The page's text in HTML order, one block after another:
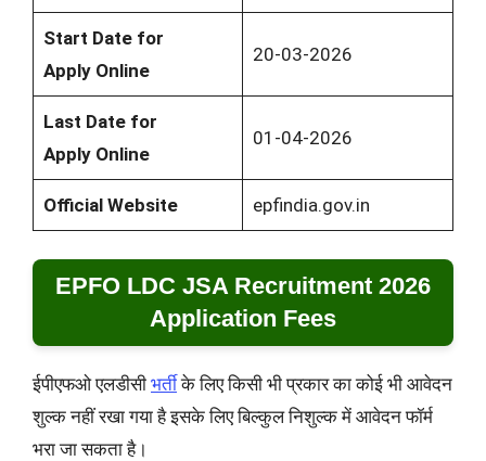
Start Date for
Apply Online
20-03-2026
Last Date for
Apply Online
01-04-2026
Official Website epfindia.gov.in
EPFO LDC JSA Recruitment 2026
Application Fees
ईपीएफओ एलडीसी भर्तीके लिए किसी भी प्रकार का कोई भी आवेदन
शुल्क नहीं रखा गया है इसके लिए बिल्कुल निशुल्क में आवेदन फॉर्म
भरा जा सकता है।